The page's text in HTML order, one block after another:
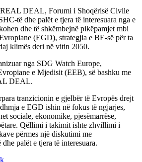
DEAL, Forumi i Shoqërisë Civile
të dhe palët e tjera të interesuara nga e
dhe të shkëmbejnë pikëpamjet mbi
(EGD), strategjia e BE-së për ta
klimës deri në vitin 2050.
nga SDG Watch Europe,
e Mjedisit (EEB), së bashku me
DEAL.
tranzicionin e gjelbër të Evropës drejt
e EGD ishin në fokus të ngjarjes,
sociale, ekonomike, pjesëmarrëse,
Qëllimi i takimit ishte zhvillimi i
përmes një diskutimi me
palët e tjera të interesuara.